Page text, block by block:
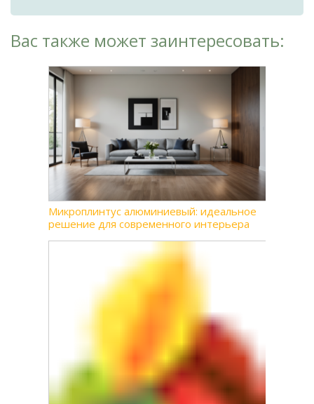
Вас также может заинтересовать:
Микроплинтус алюминиевый: идеальное
решение для современного интерьера